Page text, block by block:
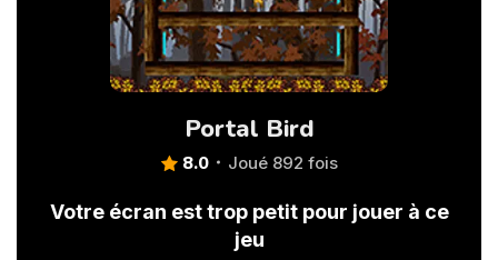
Portal Bird
8.0 Joué 892 fois
Votre écran est trop petit pour jouer à ce
jeu